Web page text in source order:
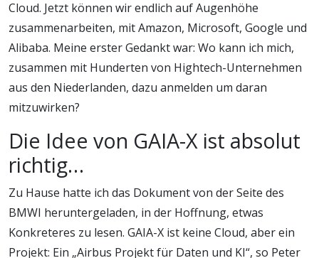
Cloud. Jetzt können wir endlich auf Augenhöhe
zusammenarbeiten, mit Amazon, Microsoft, Google und
Alibaba. Meine erster Gedankt war: Wo kann ich mich,
zusammen mit Hunderten von Hightech-Unternehmen
aus den Niederlanden, dazu anmelden um daran
mitzuwirken?
Die Idee von GAIA-X ist absolut
richtig…
Zu Hause hatte ich das Dokument von der Seite des
BMWI heruntergeladen, in der Hoffnung, etwas
Konkreteres zu lesen. GAIA-X ist keine Cloud, aber ein
Projekt: Ein „Airbus Projekt für Daten und KI“, so Peter